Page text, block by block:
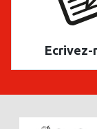
Ecrivez-